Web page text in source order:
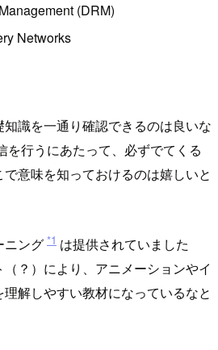
(DRM)
Networks
識を一通り確認できるのは良いな
を行うにあたって、必ずでてくる
意味を知っておけるのは嬉しいと
ニング *1 は提供されていました
？）により、アニメーションやイ
解しやすい教材になっているなと